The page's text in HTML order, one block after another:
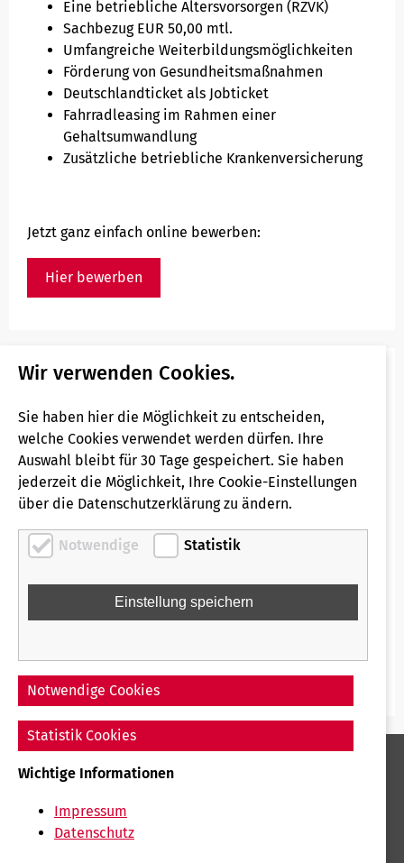
Eine betriebliche Altersvorsorgen (RZVK)
Sachbezug EUR 50,00 mtl.
Umfangreiche Weiterbildungsmöglichkeiten
Förderung von Gesundheitsmaßnahmen
Deutschlandticket als Jobticket
Fahrradleasing im Rahmen einer
Gehaltsumwandlung
Zusätzliche betriebliche Krankenversicherung
Jetzt ganz einfach online bewerben:
Hier bewerben
Hast Du Fragen zu Deiner Bewerbung?
Hier haben wir die wichtigsten Infos zu Deiner
Bewerbung zusammengefasst:
FAQ Bewerbungen
Für alle weiteren Anliegen erreichst Du uns per Mail
unter:
bewerbung-rfg@regio-bahn.de
Wir bitten aus datenschutzrechtlichen Gründen von
Bewerbungen per E-Mail abzusehen.
Datenschutz
Wir verwenden Cookies.
Sie haben hier die Möglichkeit zu entscheiden,
welche Cookies verwendet werden dürfen. Ihre
Auswahl bleibt für 30 Tage gespeichert. Sie haben
jederzeit die Möglichkeit, Ihre Cookie-Einstellungen
über die Datenschutzerklärung zu ändern.
Notwendige Statistik
Notwendige Cookies
Statistik Cookies
Wichtige Informationen
Impressum
Datenschutz